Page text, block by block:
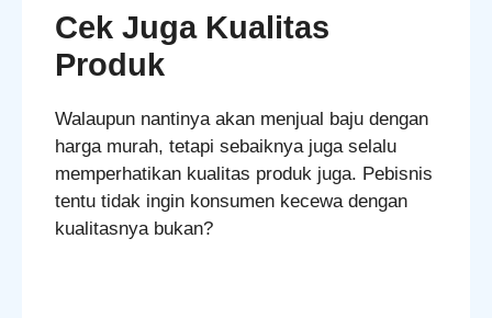
Cek Juga Kualitas
Produk
Walaupun nantinya akan menjual baju dengan
harga murah, tetapi sebaiknya juga selalu
memperhatikan kualitas produk juga. Pebisnis
tentu tidak ingin konsumen kecewa dengan
kualitasnya bukan?